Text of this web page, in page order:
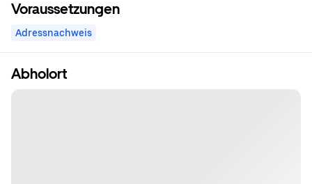
Voraussetzungen
Adressnachweis
Abholort